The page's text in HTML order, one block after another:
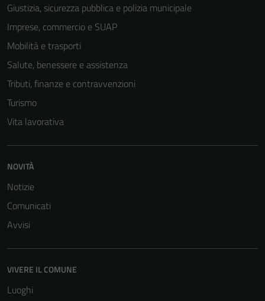
Giustizia, sicurezza pubblica e polizia municipale
Imprese, commercio e SUAP
Mobilità e trasporti
Salute, benessere e assistenza
Tributi, finanze e contravvenzioni
Turismo
Vita lavorativa
NOVITÀ
Notizie
Comunicati
Avvisi
VIVERE IL COMUNE
Luoghi
del sito e non
personali.